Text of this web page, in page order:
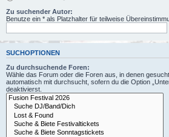
Zu suchender Autor:
Benutze ein * als Platzhalter für teilweise
SUCHOPTIONEN
Zu durchsuchende Foren:
Wähle das Forum oder die Foren aus, in denen
automatisch mit durchsucht, sofern du die Option
deaktivierst.